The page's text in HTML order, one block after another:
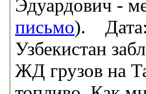
Эдуардович -
письмо).
Узбекистан
ЖД грузов на